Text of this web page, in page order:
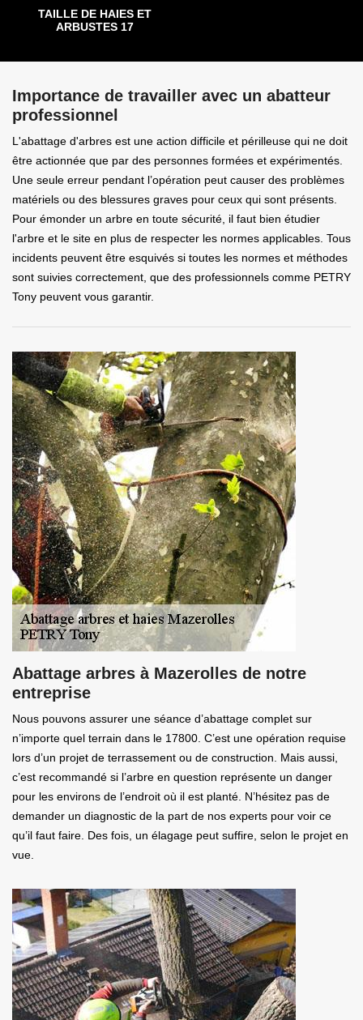
TAILLE DE HAIES ET
ARBUSTES 17
Importance de travailler avec un abatteur
professionnel
L'abattage d'arbres est une action difficile et périlleuse qui ne doit
être actionnée que par des personnes formées et expérimentés.
Une seule erreur pendant l’opération peut causer des problèmes
matériels ou des blessures graves pour ceux qui sont présents.
Pour émonder un arbre en toute sécurité, il faut bien étudier
l'arbre et le site en plus de respecter les normes applicables. Tous
incidents peuvent être esquivés si toutes les normes et méthodes
sont suivies correctement, que des professionnels comme PETRY
Tony peuvent vous garantir.
Abattage arbres à Mazerolles de notre
entreprise
Nous pouvons assurer une séance d’abattage complet sur
n’importe quel terrain dans le 17800. C’est une opération requise
lors d’un projet de terrassement ou de construction. Mais aussi,
c’est recommandé si l’arbre en question représente un danger
pour les environs de l’endroit où il est planté. N’hésitez pas de
demander un diagnostic de la part de nos experts pour voir ce
qu’il faut faire. Des fois, un élagage peut suffire, selon le projet en
vue.